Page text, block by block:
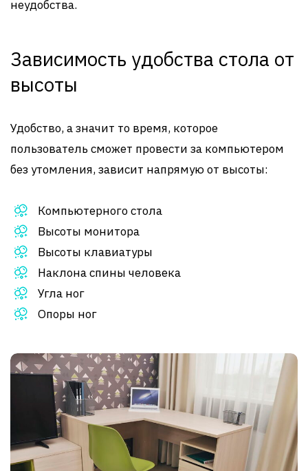
неудобства.
Зависимость удобства стола от
высоты
Удобство, а значит то время, которое
пользователь сможет провести за компьютером
без утомления, зависит напрямую от высоты:
Компьютерного стола
Высоты монитора
Высоты клавиатуры
Наклона спины человека
Угла ног
Опоры ног